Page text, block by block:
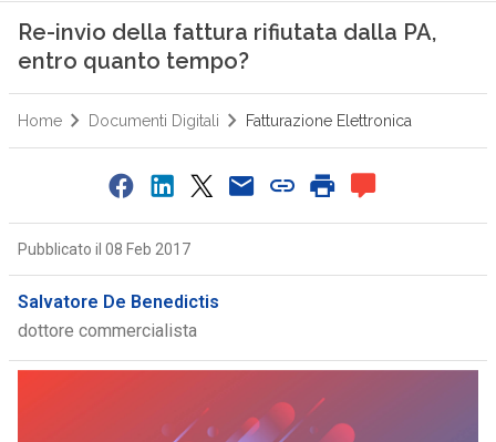
Re-invio della fattura rifiutata dalla PA,
entro quanto tempo?
Home Documenti Digitali Fatturazione Elettronica
Pubblicato il 08 Feb 2017
Salvatore De Benedictis
dottore commercialista